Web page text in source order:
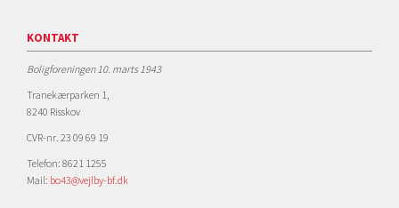
KONTAKT
Boligforeningen 10. marts 1943
Tranekærparken 1,
8240 Risskov
CVR-nr. 23 09 69 19
Telefon: 8621 1255
Mail: bo43@vejlby-bf.dk